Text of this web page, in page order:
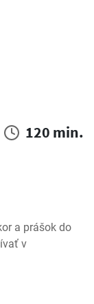
120 min.
a prášok do
v